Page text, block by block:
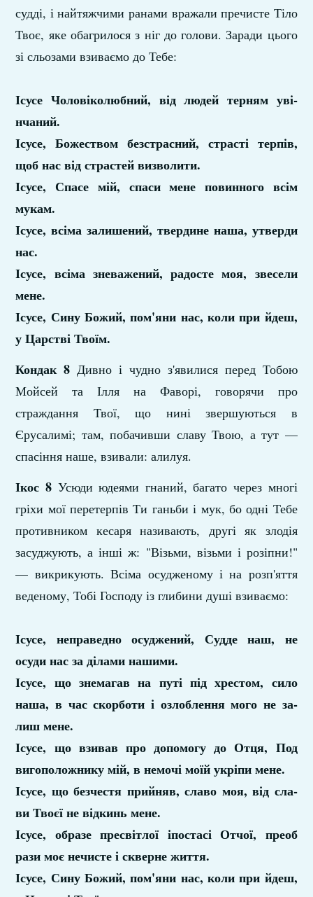
судді, і найтяжчими ранами вражали пречисте Тіло
Твоє, яке обагрилося з ніг до голови. Зара­ди цього
зі сльозами взиваємо до Тебе:
Ісусе Чоловіколюбний, від людей терням уві­
нчаний.
Ісусе, Божеством безстрасний, страсті терпів,
щоб нас від страстей визволити.
Ісусе, Спасе мій, спаси мене повинного всім
мукам.
Ісусе, всіма залишений, твердине наша, утверди
нас.
Ісусе, всіма зневажений, радосте моя, звесели
мене.
Ісусе, Сину Божий, пом'яни нас, коли при­ йдеш,
у Царстві Твоїм.
Кондак 8 Дивно і чудно з'явилися перед Тобою
Мойсей та Ілля на Фаворі, говорячи про
страждання Твої, що нині звершуються в
Єрусалимі; там, побачивши славу Твою, а тут —
спасіння наше, взивали: алилуя.
Ікос 8 Усюди юдеями гнаний, багато через многі
гріхи мої перетерпів Ти ганьби і мук, бо одні Тебе
противником кесаря називають, другі як злодія
засуджують, а інші ж: "Візьми, візьми і розіпни!"
— викрикують. Всіма осудженому і на розп'яття
веденому, Тобі Господу із глибини душі взиваємо:
Ісусе, неправедно осуджений, Судде наш, не
осуди нас за ділами нашими.
Ісусе, що знемагав на путі під хрестом, сило
наша, в час скорботи і озлоблення мого не за­
лиш мене.
Ісусе, що взивав про допомогу до Отця, Под
вигоположнику мій, в немочі моїй укріпи мене.
Ісусе, що безчестя прийняв, славо моя, від сла­
ви Твоєї не відкинь мене.
Ісусе, образе пресвітлої іпостасі Отчої, преоб
рази моє нечисте і скверне життя.
Ісусе, Сину Божий, пом'яни нас, коли при­ йдеш,